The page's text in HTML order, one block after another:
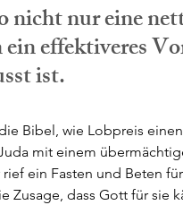
nicht nur eine
effektiveres
ist.
Bibel, wie Lobpreis
mit einem
ein Fasten und Beten
Zusage, dass Gott für sie